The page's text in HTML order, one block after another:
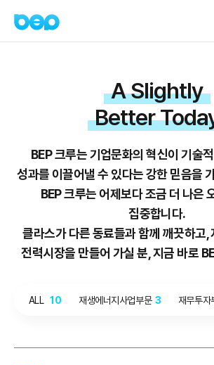
A Slightly
Better
BEP 크루는 기업문화의 혁신이 기술
성과를 이끌어낼 수 있다는 강한 믿음을
BEP 크루는 어제보다 조금 더 나은
집중합니다.
클라스가 다른 동료들과 함께 깨끗하고,
전력시장을 만들어 가실 분, 지금 바로
ALL 10 재생에너지사업부문 3 재무투자